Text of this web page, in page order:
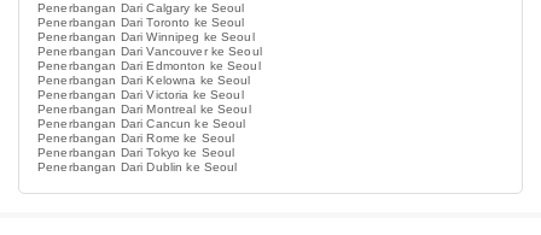
Penerbangan Dari Calgary ke Seoul
Penerbangan Dari Toronto ke Seoul
Penerbangan Dari Winnipeg ke Seoul
Penerbangan Dari Vancouver ke Seoul
Penerbangan Dari Edmonton ke Seoul
Penerbangan Dari Kelowna ke Seoul
Penerbangan Dari Victoria ke Seoul
Penerbangan Dari Montreal ke Seoul
Penerbangan Dari Cancun ke Seoul
Penerbangan Dari Rome ke Seoul
Penerbangan Dari Tokyo ke Seoul
Penerbangan Dari Dublin ke Seoul